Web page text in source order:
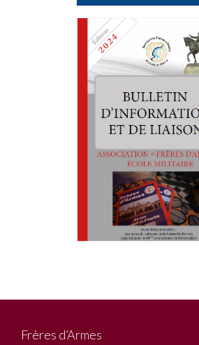
Agenda
Comptes-rendus
Prix Frères d’Armes
Parrainages
Déjeuners-Rencontres
Nos sections
ACOLIA – Save the date :
Frères d’Armes